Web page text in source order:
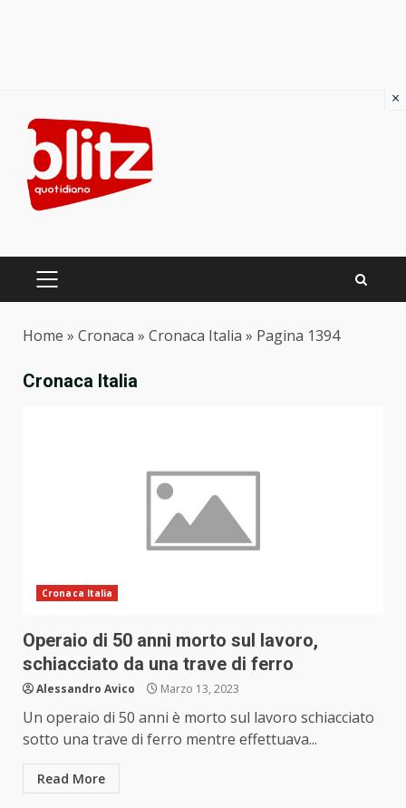
content
PRIMARY
Home » Cronaca » Cronaca Italia » Pagina 1394
Cronaca Italia
Cronaca Italia
Operaio di 50 anni morto sul lavoro,
schiacciato da una trave di ferro
Alessandro Avico Marzo 13, 2023
Un operaio di 50 anni è morto sul lavoro schiacciato
sotto una trave di ferro mentre effettuava...
Read More
×